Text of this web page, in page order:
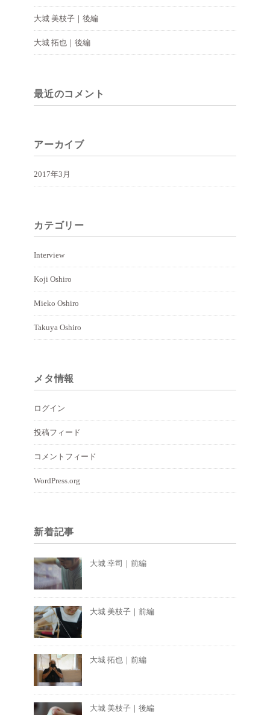
大城 美枝子｜後編
大城 拓也｜後編
最近のコメント
アーカイブ
2017年3月
カテゴリー
Interview
Koji Oshiro
Mieko Oshiro
Takuya Oshiro
メタ情報
ログイン
投稿フィード
コメントフィード
WordPress.org
新着記事
大城 幸司｜前編
大城 美枝子｜前編
大城 拓也｜前編
大城 美枝子｜後編